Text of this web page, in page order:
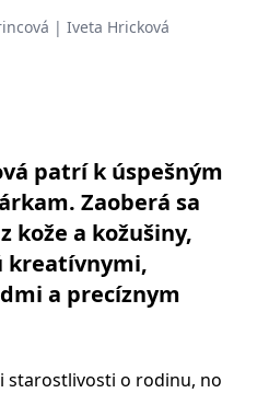
| Iveta Hricková
patrí k úspešným
Zaoberá sa
kože a kožušiny,
kreatívnymi,
a precíznym
starostlivosti o rodinu, no